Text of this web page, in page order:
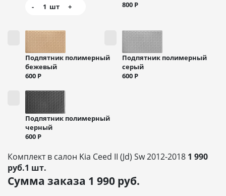
- 1 шт +
800 Р
Подпятник полимерный
бежевый
600 Р
Подпятник полимерный
серый
600 Р
Подпятник полимерный
черный
600 Р
Комплект в салон Kia Ceed II (Jd) Sw 2012-2018 1 990
руб.1 шт.
Сумма заказа 1 990 руб.